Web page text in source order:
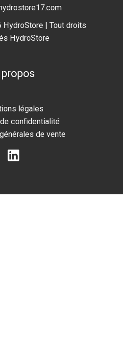
| Tout droits
HydroStore
légales
confidentialité
de vente